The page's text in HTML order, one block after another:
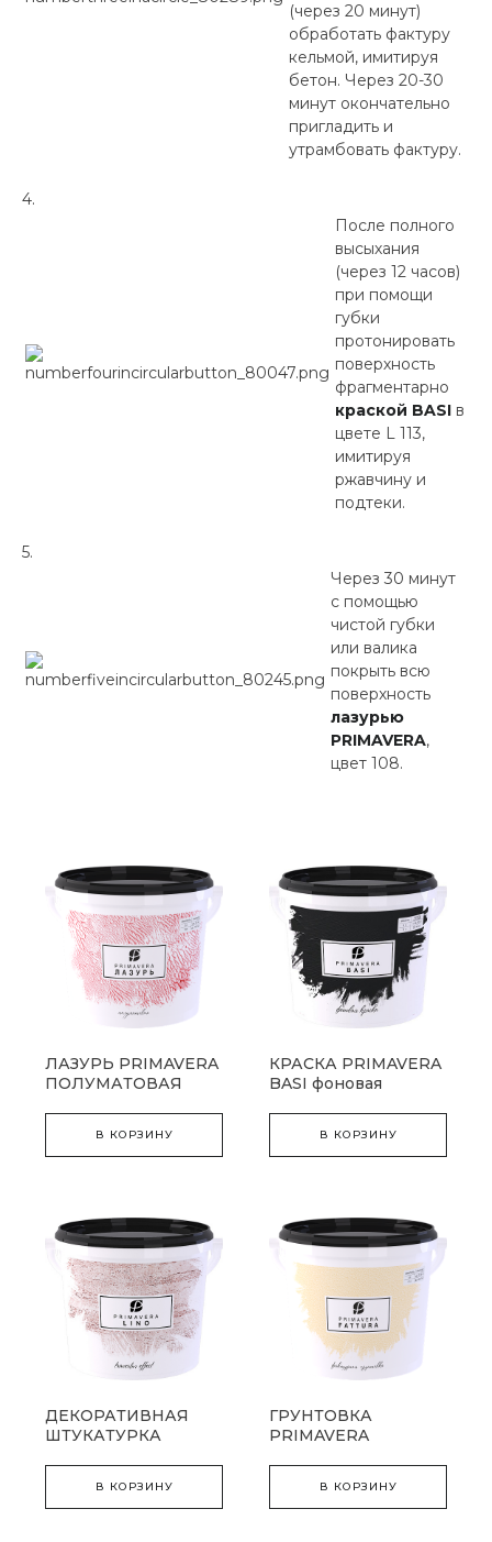
(через 20 минут)
обработать фактуру
кельмой, имитируя
бетон. Через 20-30
минут окончательно
пригладить и
утрамбовать фактуру.
После полного
высыхания
(через 12 часов)
при помощи
губки
протонировать
поверхность
фрагментарно
краской BASI в
цвете L 113,
имитируя
ржавчину и
подтеки.
Через 30 минут
с помощью
чистой губки
или валика
покрыть всю
поверхность
лазурью
PRIMAVERA,
цвет 108.
ЛАЗУРЬ PRIMAVERA
ПОЛУМАТОВАЯ
В КОРЗИНУ
КРАСКА PRIMAVERA
BASI фоновая
В КОРЗИНУ
ДЕКОРАТИВНАЯ
ШТУКАТУРКА
В КОРЗИНУ
ГРУНТОВКА
PRIMAVERA
В КОРЗИНУ